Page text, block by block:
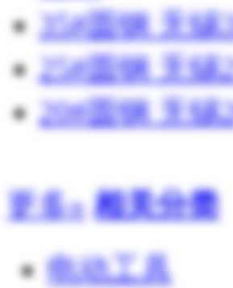
35#圆钢 无锡
25#圆钢 无锡
20#圆钢 无锡
更多» 相关分类
电动工具